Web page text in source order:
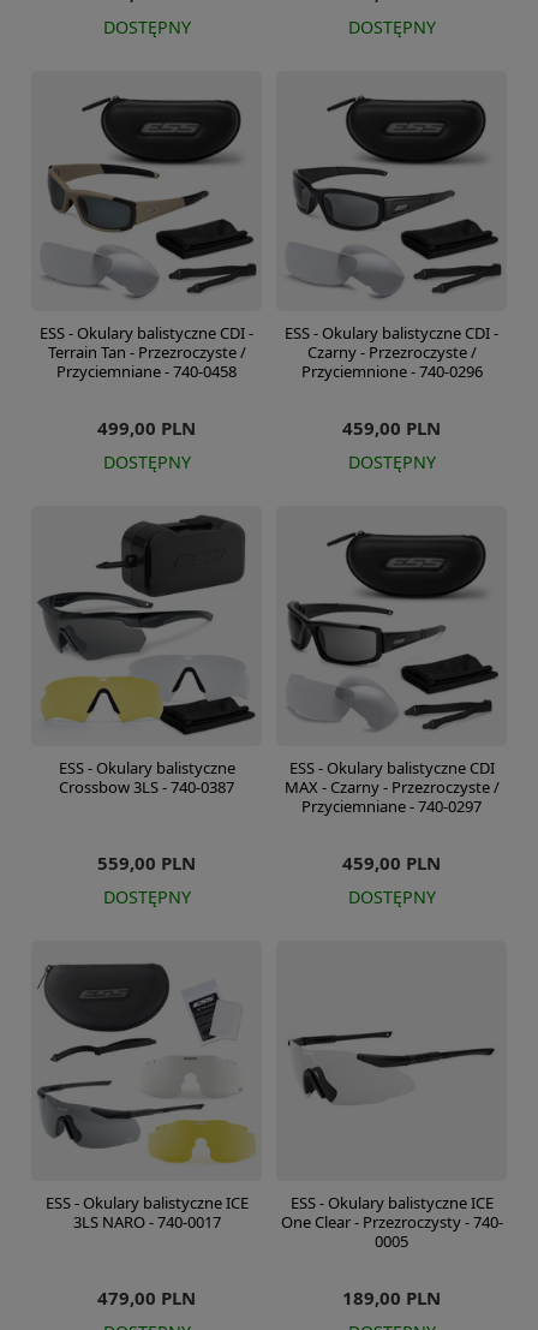
DOSTĘPNY DOSTĘPNY
ESS - Okulary balistyczne CDI -
Terrain Tan - Przezroczyste /
Przyciemniane - 740-0458
499,00 PLN
DOSTĘPNY
ESS - Okulary balistyczne CDI -
Czarny - Przezroczyste /
Przyciemnione - 740-0296
459,00 PLN
DOSTĘPNY
ESS - Okulary balistyczne
Crossbow 3LS - 740-0387
559,00 PLN
DOSTĘPNY
ESS - Okulary balistyczne CDI
MAX - Czarny - Przezroczyste /
Przyciemniane - 740-0297
459,00 PLN
DOSTĘPNY
ESS - Okulary balistyczne ICE
3LS NARO - 740-0017
479,00 PLN
ESS - Okulary balistyczne ICE
One Clear - Przezroczysty - 740-
0005
189,00 PLN